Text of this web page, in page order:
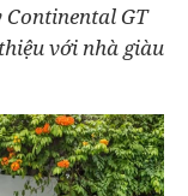
Continental GT
với nhà giàu